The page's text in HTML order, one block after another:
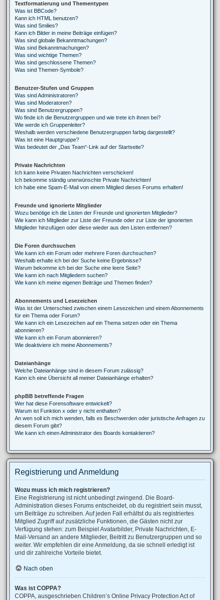
Textformatierung und Thementypen
Was ist BBCode?
Kann ich HTML benutzen?
Was sind Smilies?
Kann ich Bilder in meine Beiträge einfügen?
Was sind globale Bekanntmachungen?
Was sind Bekanntmachungen?
Was sind wichtige Themen?
Was sind geschlossene Themen?
Was sind Themen-Symbole?
Benutzer-Stufen und Gruppen
Was sind Administratoren?
Was sind Moderatoren?
Was sind Benutzergruppen?
Wo finde ich die Benutzergruppen und wie trete ich ihnen bei?
Wie werde ich Gruppenleiter?
Weshalb werden verschiedene Benutzergruppen farbig dargestellt?
Was ist eine Hauptgruppe?
Was bedeutet der „Das Team“-Link auf der Startseite?
Private Nachrichten
Ich kann keine Privaten Nachrichten verschicken!
Ich bekomme ständig unerwünschte Private Nachrichten!
Ich habe eine Spam-E-Mail von einem Mitglied dieses Forums erhalten!
Freunde und ignorierte Mitglieder
Wozu benötige ich die Listen der Freunde und ignorierten Mitglieder?
Wie kann ich Mitglieder zur Liste der Freunde oder zur Liste der ignorierten
Mitglieder hinzufügen oder diese wieder aus den Listen entfernen?
Die Foren durchsuchen
Wie kann ich ein Forum oder mehrere Foren durchsuchen?
Weshalb erhalte ich bei der Suche keine Ergebnisse?
Warum bekomme ich bei der Suche eine leere Seite?
Wie kann ich nach Mitgliedern suchen?
Wie kann ich meine eigenen Beiträge und Themen finden?
Abonnements und Lesezeichen
Was ist der Unterschied zwischen einem Lesezeichen und einem Abonnements
für ein Thema oder Forum?
Wie kann ich ein Lesezeichen auf ein Thema setzen oder ein Thema
abonnieren?
Wie kann ich ein Forum abonnieren?
Wie deaktiviere ich meine Abonnements?
Dateianhänge
Welche Dateianhänge sind in diesem Forum zulässig?
Kann ich eine Übersicht all meiner Dateianhänge erhalten?
phpBB betreffende Fragen
Wer hat diese Forensoftware entwickelt?
Warum ist Funktion x oder y nicht enthalten?
An wen soll ich mich wenden, falls es Beschwerden oder juristische Anfragen zu
diesem Forum gibt?
Wie kann ich einen Administrator des Boards kontaktieren?
Registrierung und Anmeldung
Wozu muss ich mich registrieren?
Eine Registrierung ist nicht unbedingt zwingend. Die Board-
Administration dieses Forums entscheidet, ob du registriert sein musst,
um Beiträge zu schreiben. Auf jeden Fall erhältst du als registriertes
Mitglied Zugriff auf zusätzliche Funktionen, die Gästen nicht zur
Verfügung stehen: zum Beispiel Avatarbilder, Private Nachrichten, E-
Mail-Versand an andere Mitglieder, Beitritt zu Benutzergruppen und so
weiter. Wir empfehlen dir eine Anmeldung, da sie schnell erledigt ist
und dir zahlreiche Vorteile bietet.
Nach oben
Was ist COPPA?
COPPA, ausgeschrieben Children’s Online Privacy Protection Act of